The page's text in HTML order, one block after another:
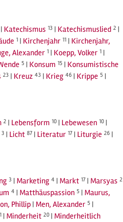
| Katechismus 13 | Katechismuslied 2 |
1 | Kirchenjahr 11 | Kirchenjahr,
Alexander 1 | Koepp, Volker 1 |
5 | Konsum 15 | Konsumistische
23 | Kreuz 43 | Krieg 46 | Krippe 5 |
2 | Lebensform 10 | Lebewesen 10 |
3 | Licht 87 | Literatur 17 | Liturgie 26 |
3 | Marketing 4 | Markt 17 | Marsyas 2
4 | Matthäuspassion 5 | Maurus,
Phillip | Men, Alexander 5 |
1 | Minderheit 20 | Minderheitlich